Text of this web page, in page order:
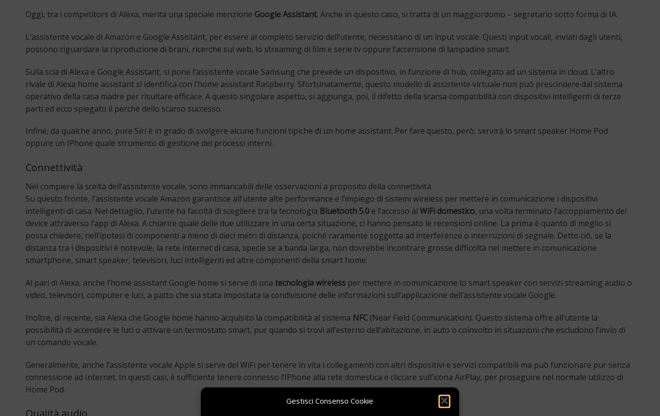
Gestisci Consenso Cookie
Oggi, tra i competitors di Alexa, merita una speciale menzione Google Assistant. Anche in questo caso, si tratta di un maggiordomo – segretario sotto forma di IA.
L’assistente vocale di Amazon e Google Assistant, per essere al completo servizio dell’utente, necessitano di un input vocale. Questi input vocali, inviati dagli utenti,
possono riguardare la riproduzione di brani, ricerche sul web, lo streaming di film e serie tv oppure l’accensione di lampadine smart.
Sulla scia di Alexa e Google Assistant, si pone l’assistente vocale Samsung che prevede un dispositivo, in funzione di hub, collegato ad un sistema in cloud. L’altro
rivale di Alexa home assistant si identifica con l’home assistant Raspberry. Sfortunatamente, questo modello di assistente virtuale non può prescindere dal sistema
operativo della casa madre per risultare efficace. A questo singolare aspetto, si aggiunga, poi, il difetto della scarsa compatibilità con dispositivi intelligenti di terze
parti ed ecco spiegato il perché dello scarso successo.
Infine, da qualche anno, pure Siri è in grado di svolgere alcune funzioni tipiche di un home assistant. Per fare questo, però, servirà lo smart speaker Home Pod
oppure un IPhone quale strumento di gestione dei processi interni.
Connettività
Nel compiere la scelta dell’assistente vocale, sono immancabili delle osservazioni a proposito della connettività.
Su questo fronte, l’assistente vocale Amazon garantisce all’utente alte performance e l’impiego di sistemi wireless per mettere in comunicazione i dispositivi
intelligenti di casa. Nel dettaglio, l’utente ha facoltà di scegliere tra la tecnologia Bluetooth 5.0 e l’accesso al WiFi domestico, una volta terminato l’accoppiamento dei
device attraverso l’app di Alexa. A chiarire quale delle due utilizzare in una certa situazione, ci hanno pensato le recensioni online. La prima è quanto di meglio si
possa chiedere, nell’ipotesi di componenti a meno di dieci metri di distanza, poiché raramente soggetta ad interferenze o interruzioni di segnale. Detto ciò, se la
distanza tra i dispositivi è notevole, la rete internet di casa, specie se a banda larga, non dovrebbe incontrare grosse difficoltà nel mettere in comunicazione
smartphone, smart speaker, televisori, luci intelligenti ed altre componenti della smart home.
Al pari di Alexa, anche l’home assistant Google home si serve di una tecnologia wireless per mettere in comunicazione lo smart speaker con servizi streaming audio o
video, televisori, computer e luci, a patto che sia stata impostata la condivisione delle informazioni sull’applicazione dell’assistente vocale Google.
Inoltre, di recente, sia Alexa che Google home hanno acquisito la compatibilità al sistema NFC (Near Field Communication). Questo sistema offre all’utente la
possibilità di accendere le luci o attivare un termostato smart, pur quando si trovi all’esterno dell’abitazione, in auto o coinvolto in situazioni che escludono l’invio di
un comando vocale.
Generalmente, anche l’assistente vocale Apple si serve del WiFi per tenere in vita i collegamenti con altri dispositivi e servizi compatibili ma può funzionare pur senza
connessione ad Internet. In questi casi, è sufficiente tenere connesso l’IPhone alla rete domestica e cliccare sull’icona AirPlay, per proseguire nel normale utilizzo di
Home Pod.